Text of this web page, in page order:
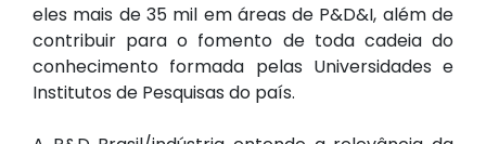
eles mais de 35 mil em áreas de P&D&I, além de
contribuir para o fomento de toda cadeia do
conhecimento formada pelas Universidades e
Institutos de Pesquisas do país.